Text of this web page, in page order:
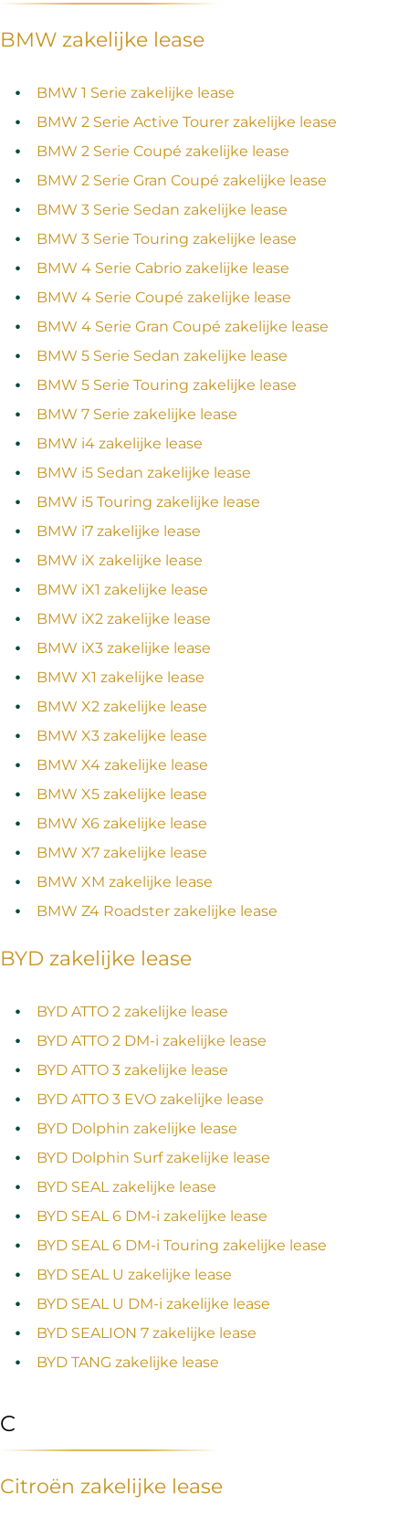
BMW zakelijke lease
BMW 1 Serie zakelijke lease
BMW 2 Serie Active Tourer zakelijke lease
BMW 2 Serie Coupé zakelijke lease
BMW 2 Serie Gran Coupé zakelijke lease
BMW 3 Serie Sedan zakelijke lease
BMW 3 Serie Touring zakelijke lease
BMW 4 Serie Cabrio zakelijke lease
BMW 4 Serie Coupé zakelijke lease
BMW 4 Serie Gran Coupé zakelijke lease
BMW 5 Serie Sedan zakelijke lease
BMW 5 Serie Touring zakelijke lease
BMW 7 Serie zakelijke lease
BMW i4 zakelijke lease
BMW i5 Sedan zakelijke lease
BMW i5 Touring zakelijke lease
BMW i7 zakelijke lease
BMW iX zakelijke lease
BMW iX1 zakelijke lease
BMW iX2 zakelijke lease
BMW iX3 zakelijke lease
BMW X1 zakelijke lease
BMW X2 zakelijke lease
BMW X3 zakelijke lease
BMW X4 zakelijke lease
BMW X5 zakelijke lease
BMW X6 zakelijke lease
BMW X7 zakelijke lease
BMW XM zakelijke lease
BMW Z4 Roadster zakelijke lease
BYD zakelijke lease
BYD ATTO 2 zakelijke lease
BYD ATTO 2 DM‑i zakelijke lease
BYD ATTO 3 zakelijke lease
BYD ATTO 3 EVO zakelijke lease
BYD Dolphin zakelijke lease
BYD Dolphin Surf zakelijke lease
BYD SEAL zakelijke lease
BYD SEAL 6 DM‑i zakelijke lease
BYD SEAL 6 DM‑i Touring zakelijke lease
BYD SEAL U zakelijke lease
BYD SEAL U DM‑i zakelijke lease
BYD SEALION 7 zakelijke lease
BYD TANG zakelijke lease
C
Citroën zakelijke lease